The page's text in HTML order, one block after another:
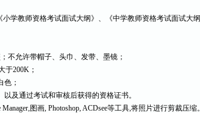
学教师资格考试面试大纲》、《中学教师资格考试面试大纲
不允许带帽子、头巾、发带、墨镜；
于200K；
色；
及通过考试和审核后获得的资格证书。
图画, Photoshop, ACDsee等工具,将照片进行剪裁压缩。